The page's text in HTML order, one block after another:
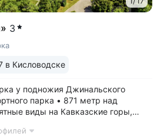
3
в Кисловодске
у подножия Джинальского
парка • 871 метр над
виды на Кавказские горы,
площадки Кисловодска •